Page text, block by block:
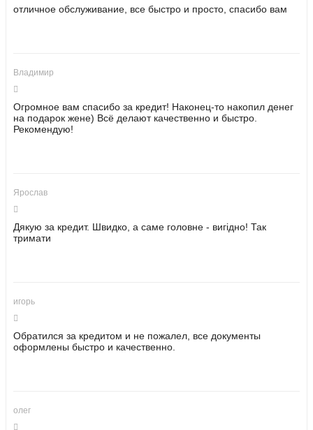
отличное обслуживание, все быстро и просто, спасибо вам
Владимир
Огромное вам спасибо за кредит! Наконец-то накопил денег
на подарок жене) Всё делают качественно и быстро.
Рекомендую!
Ярослав
Дякую за кредит. Швидко, а саме головне - вигідно! Так
тримати
игорь
Обратился за кредитом и не пожалел, все документы
оформлены быстро и качественно.
олег